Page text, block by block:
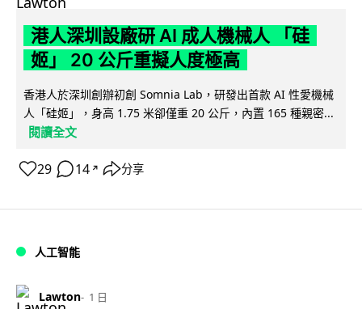
港人深圳設廠研 AI 成人機械人 「硅
姬」 20 公斤重擬人度極高
香港人於深圳創辦初創 Somnia Lab，研發出首款 AI 性愛機械
人「硅姬」，身高 1.75 米卻僅重 20 公斤，內置 165 種親密...
閱讀全文
29 14 ↗ 分享
人工智能
Lawton 1 日